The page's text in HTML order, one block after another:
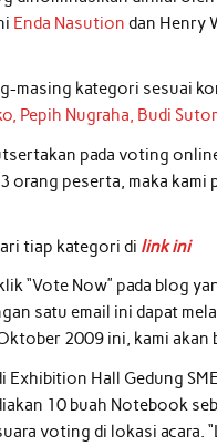
Enda Nasutiondan Henry
masing kategori sesuai
Pepih Nugraha, Budi
pada voting
orang peserta, maka
tiap kategori di link ini
“Vote Now” pada blog
satu email ini dapat
2009 ini, kami akan
Hall Gedung
10 buah Notebook
voting di lokasi acara.